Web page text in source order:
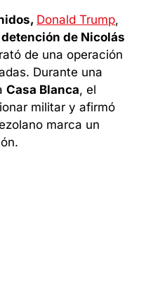
Donald Trump,
detención de Nicolás
de una operación
Durante una
Casa Blanca, el
militar y afirmó
marca un